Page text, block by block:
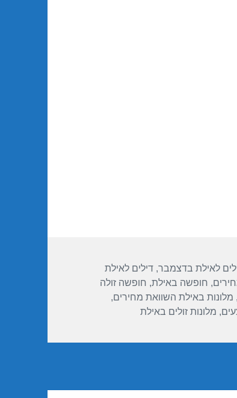
לאילת בדצמבר,דילים לאילת
, חופשה באילת, חופשה זולה
, מלונות באילת השוואת מחירים,
, מלונות זולים באילת